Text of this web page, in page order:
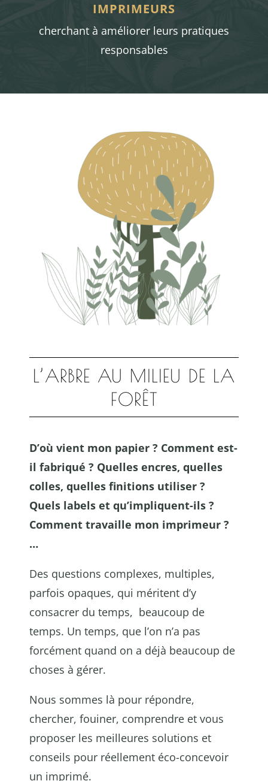
IMPRIMEURS
cherchant à améliorer leurs pratiques
responsables
L’ARBRE AU MILIEU DE LA
FORÊT
D’où vient mon papier ? Comment est-
il fabriqué ? Quelles encres, quelles
colles, quelles finitions utiliser ?
Quels labels et qu’impliquent-ils ?
Comment travaille mon imprimeur ?
…
Des questions complexes, multiples,
parfois opaques, qui méritent d’y
consacrer du temps, beaucoup de
temps. Un temps, que l’on n’a pas
forcément quand on a déjà beaucoup de
choses à gérer.
Nous sommes là pour répondre,
chercher, fouiner, comprendre et vous
proposer les meilleures solutions et
conseils pour réellement éco-concevoir
un imprimé.